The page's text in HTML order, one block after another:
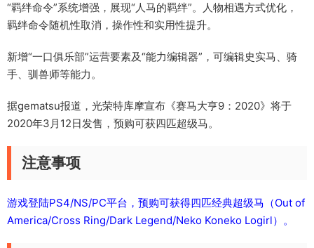
“羁绊命令”系统增强，展现“人马的羁绊”。人物相遇方式优化，
羁绊命令随机性取消，操作性和实用性提升。
新增“一口俱乐部”运营要素及“能力编辑器”，可编辑史实马、骑
手、驯兽师等能力。
据gematsu报道，光荣特库摩宣布《赛马大亨9：2020》将于
2020年3月12日发售，预购可获四匹超级马。
注意事项
游戏登陆PS4/NS/PC平台，预购可获得四匹经典超级马（Out of
America/Cross Ring/Dark Legend/Neko Koneko Logirl）。